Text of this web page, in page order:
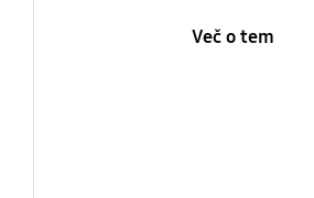
Več o tem